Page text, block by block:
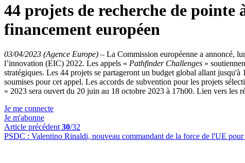
44 projets de recherche de
financement européen
03/04/2023 (Agence Europe) – La Commission européenne a annoncé,
l’innovation (EIC) 2022. Les appels « Pathfinder Challenges »
stratégiques. Les 44 projets se partageront un budget global allant
soumises pour cet appel. Les accords de subvention pour les projets
» 2023 sera ouvert du 20 juin au 18 octobre 2023 à 17h00. Lien vers les
Je me connecte
Je m'abonne
Article précédent 30/32
PSDC : Valentino Rinaldi, nouveau commandant de la force de l'UE pour